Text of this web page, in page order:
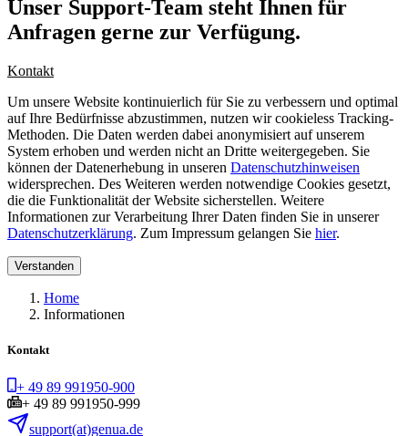
Unser Support-Team steht Ihnen für
Anfragen gerne zur Verfügung.
Kontakt
Um unsere Website kontinuierlich für Sie zu verbessern und optimal
auf Ihre Bedürfnisse abzustimmen, nutzen wir cookieless Tracking-
Methoden. Die Daten werden dabei anonymisiert auf unserem
System erhoben und werden nicht an Dritte weitergegeben. Sie
können der Datenerhebung in unseren Datenschutzhinweisen
widersprechen. Des Weiteren werden notwendige Cookies gesetzt,
die die Funktionalität der Website sicherstellen. Weitere
Informationen zur Verarbeitung Ihrer Daten finden Sie in unserer
Datenschutzerklärung. Zum Impressum gelangen Sie hier.
Verstanden
Home
Informationen
Kontakt
+ 49 89 991950-900
+ 49 89 991950-999
support(at)genua.de